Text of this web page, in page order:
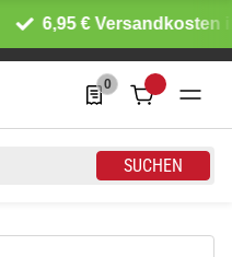
6,95 € Versandkosten
SUCHEN
0
0 Produkte in der